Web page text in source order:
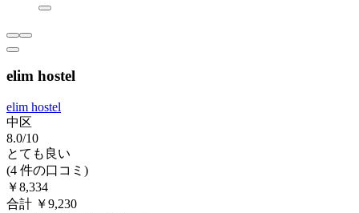
elim hostel
elim hostel
中区
8.0/10
とても良い
(4 件の口コミ)
￥8,334
合計 ￥9,230